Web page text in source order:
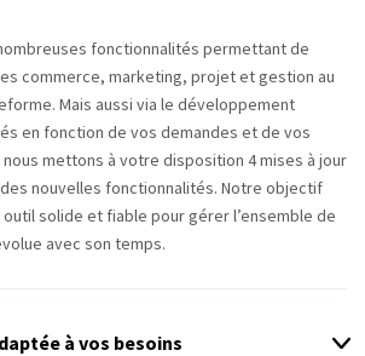
fonctionnalités permettant de
commerce, marketing, projet et gestion au
Mais aussi via le développement
en fonction de vos demandes et de vos
nous mettons à votre disposition 4 mises à jour
nouvelles fonctionnalités. Notre objectif
solide et fiable pour gérer l’ensemble de
avec son temps.
à vos besoins